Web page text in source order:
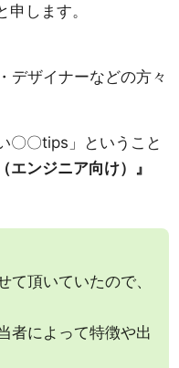
します。
デザイナーなどの方々
〇〇tips」ということ
エンジニア向け）』
頂いていたので、
者によって特徴や出